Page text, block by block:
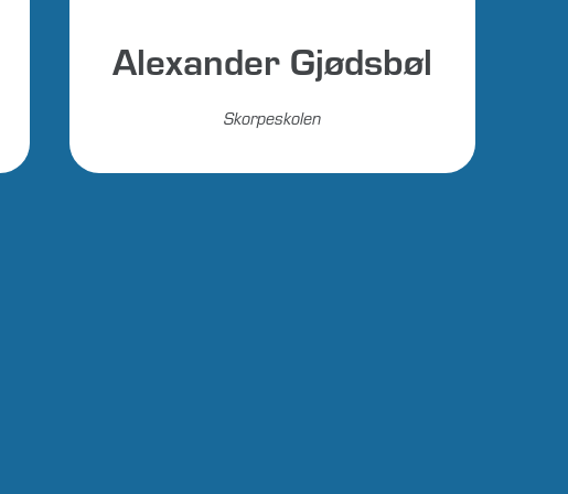
Alexander Gjødsbøl
Skorpeskolen